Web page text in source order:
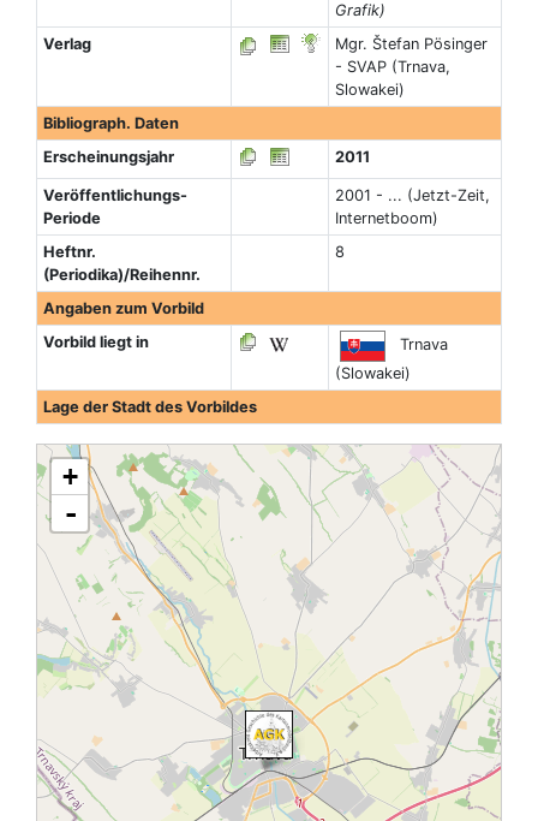
Grafik)
Verlag
Mgr. Štefan Pösinger
- SVAP (Trnava,
Slowakei)
Bibliograph. Daten
Erscheinungsjahr
2011
Veröffentlichungs-
Periode
2001 - ... (Jetzt-Zeit,
Internetboom)
Heftnr.
(Periodika)/Reihennr.
8
Angaben zum Vorbild
Vorbild liegt in
Trnava
(Slowakei)
Lage der Stadt des Vorbildes
+
-